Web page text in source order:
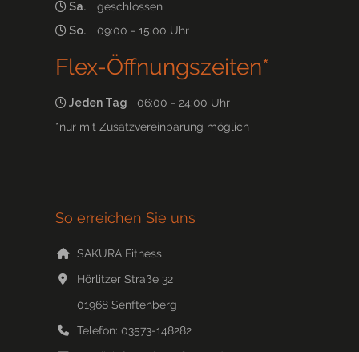
Sa.
geschlossen
So.
09:00 - 15:00 Uhr
Flex-Öffnungszeiten*
Jeden Tag 06:00 - 24:00 Uhr
*nur mit Zusatzvereinbarung möglich
So erreichen Sie uns
SAKURA Fitness
Hörlitzer Straße 32
01968 Senftenberg
Telefon: 03573-148282